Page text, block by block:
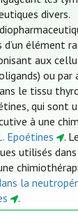
divers.
élément
aux
ou
le tissu
qui sont
à une
Epoétines
.
utilisés
la
.